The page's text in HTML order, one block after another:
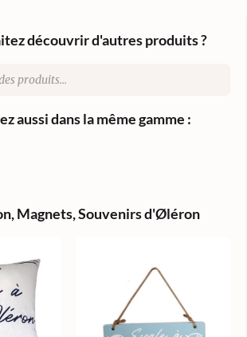
découvrir d'autres produits ?
aussi dans la même gamme :
,Magnets,Souvenirs d'Øléron